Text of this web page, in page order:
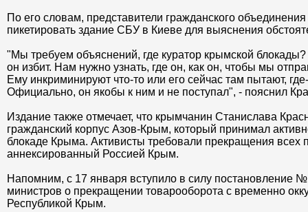
По его словам, представители гражданского
пикетировать здание СБУ в Киеве для выяснения
"Мы требуем объяснений, где куратор крымской
он избит. Нам нужно узнать, где он, как он, чтобы мы
Ему инкриминируют что-то или его сейчас там пытают,
Официально, он якобы к ним и не поступал", - пояснил
Издание также отмечает, что крымчанин Станислава
гражданский корпус Азов-Крым, который принимал
блокаде Крыма. Активисты требовали прекращения всех
аннексированный Россией Крым.
Напомним, с 17 января вступило в силу постановление
министров о прекращении товарооборота с временно
Республикой Крым.